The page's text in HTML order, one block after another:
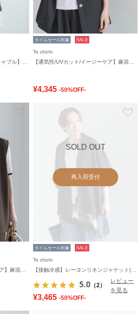
タイムセール対象 SALE
Te chichi
¥4,345 -50%OFF-
SOLD OUT
再入荷受付
タイムセール対象 SALE
Te chichi
5.0 （2）
レビュー
を見る
¥3,465 -50%OFF-